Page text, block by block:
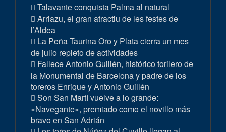
Talavante conquista Palma al natural
Arriazu, el gran atractiu de les festes de
l’Aldea
La Peña Taurina Oro y Plata cierra un mes
de julio repleto de actividades
Fallece Antonio Guillén, histórico torilero de
la Monumental de Barcelona y padre de los
toreros Enrique y Antonio Guillén
Son San Martí vuelve a lo grande:
«Navegante», premiado como el novillo más
bravo en San Adrián